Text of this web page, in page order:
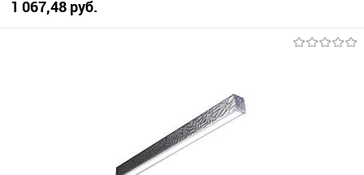
1 067,48 pуб.
Уточняйте наличие у
менеджера